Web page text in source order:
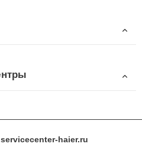
haier.ru